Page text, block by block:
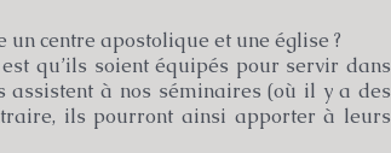
centre apostolique et une église ?
qu’ils soient équipés pour servir dans
à nos séminaires (où il y a des
ils pourront ainsi apporter à leurs